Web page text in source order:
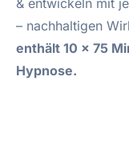
– nachhaltigen
enthält 10 x 75
Hypnose.